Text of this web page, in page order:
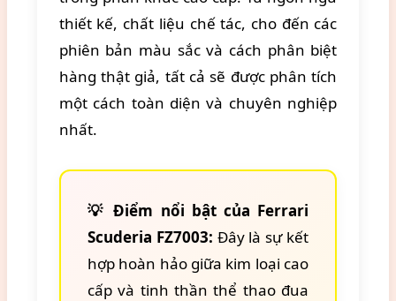
thiết kế, chất liệu chế tác, cho đến các
phiên bản màu sắc và cách phân biệt
hàng thật giả, tất cả sẽ được phân tích
một cách toàn diện và chuyên nghiệp
nhất.
💡 Điểm nổi bật của Ferrari
Scuderia FZ7003: Đây là sự kết
hợp hoàn hảo giữa kim loại cao
cấp và tinh thần thể thao đua